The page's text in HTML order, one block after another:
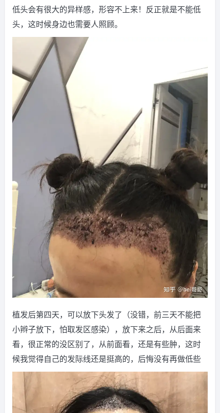
低头会有很大的异样感，形容不上来！反正就是不能低
头，这时候身边也需要人照顾。
植发后第四天，可以放下头发了（没错，前三天不能把
小辫子放下，怕取发区感染），放下来之后，从后面来
看，很正常的没区别了，从前面看，还是有些肿，这时
候我觉得自己的发际线还是挺高的，后悔没有再做低些